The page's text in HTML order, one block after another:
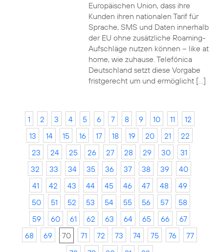
Europäischen Union, dass ihre
Kunden ihren nationalen Tarif für
Sprache, SMS und Daten innerhalb
der EU ohne zusätzliche Roaming-
Aufschläge nutzen können – like at
home, wie zuhause. Telefónica
Deutschland setzt diese Vorgabe
fristgerecht um und ermöglicht […]
1 2 3 4 5 6 7 8 9 10 11
12
13
14 15 16 17 18 19 20 21
22
23
24 25 26 27 28 29 30
31
32
33 34 35 36 37 38 39
40
41
42 43 44 45 46 47 48
49
50
51 52 53 54 55 56 57
58
59
60 61 62 63 64 65 66
67
68
69 70 71 72 73 74 75 76
77